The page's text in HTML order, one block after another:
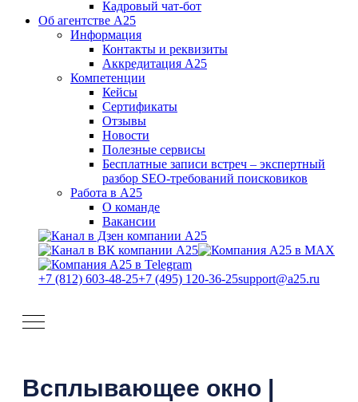
Кадровый чат-бот
Об агентстве А25
Информация
Контакты и реквизиты
Аккредитация А25
Компетенции
Кейсы
Сертификаты
Отзывы
Новости
Полезные сервисы
Бесплатные записи встреч – экспертный
разбор SEO-требований поисковиков
Работа в А25
О команде
Вакансии
+7 (812) 603-48-25+7 (495) 120-36-25support@a25.ru
Всплывающее окно |